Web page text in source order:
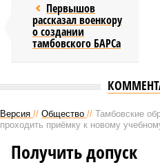
Первышов
рассказал военкору
о создании
тамбовского БАРСа
Версия // Общество // Тамбовские
проходить приёмку к новому
Получить допуск